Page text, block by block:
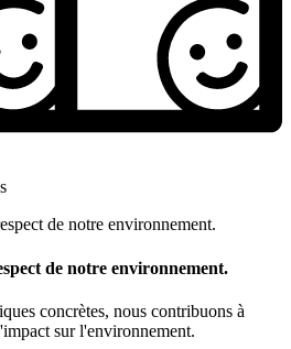
de notre environnement.
concrètes, nous contribuons à
sur l'environnement.